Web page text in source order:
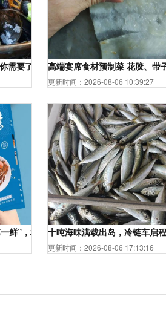
需要了解这些高端宴席食材预制菜 花胶、带
更新时间：2026-08-06 10:39:27
鲜”，地道大闸蟹养殖全解密\n\n### 第
十吨海味满载出岛，冷链车启
更新时间：2026-08-06 17:13:16